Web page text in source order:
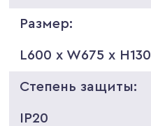
Размер:
L600 x W675 x H130
Степень защиты:
IP20